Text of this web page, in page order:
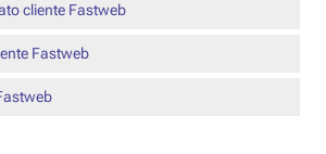
cliente Fastweb
Fastweb